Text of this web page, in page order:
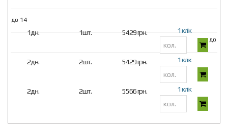
до 14
1дн. 1шт. 5429 грн. 1 клік
до 14
2дн. 2шт. 5429 грн. 1 клік
2дн. 2шт. 5566 грн. 1 клік